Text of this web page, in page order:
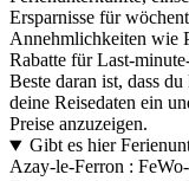
Ersparnisse für
Annehmlichkeiten wie
Rabatte für Last-
Beste daran ist, dass
deine Reisedaten ein
Preise anzuzeigen.
Gibt es hier
Azay-le-Ferron :